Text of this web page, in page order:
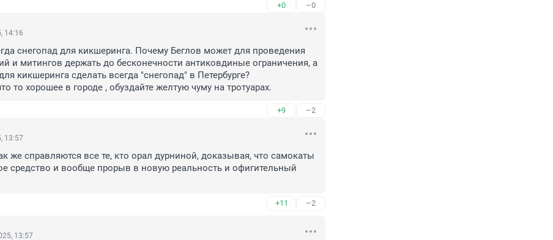
+0 –0
14:16
снегопад для кикшеринга. Почему Беглов может для проведения
и митингов держать до бесконечности антиковдиные ограничения, а
кикшеринга сделать всегда "снегопад" в Петербурге?
то хорошее в городе , обуздайте желтую чуму на тротуарах.
+9 –2
13:57
же справляются все те, кто орал дурниной, доказывая, что самокаты
средство и вообще прорыв в новую реальность и офигительный
+11 –2
13:57